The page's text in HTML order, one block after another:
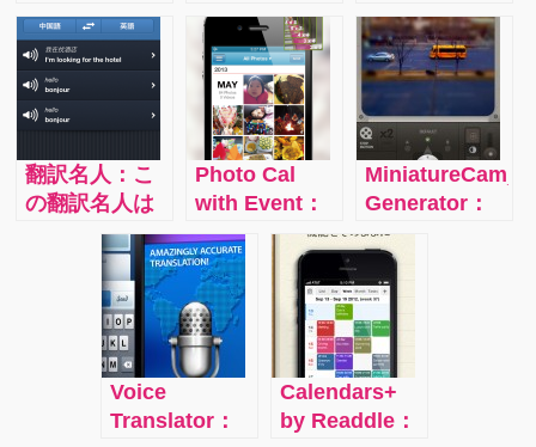
で簡単に使る
無料アプリ。
情報の整理、
アイデアの保
存、 生産性の
向上に役立ち
ます。メモや
写真をキャプ
チャしたり、
ToDoリストを
作ったり、音
声リマインダ
ーも 録音
ンク作成な
ど、高度な装
飾が可能なか
ゆいところに
手が届く多機
能日記アプリ
Day One
おいてアップ
ロードされた
データは自動
的に同期！圧
倒的に使いや
すいのが無料
でも提供され
ているクラウ
ドサービスの
クス
翻訳名人：こ
の翻訳名人は
なんと50以上
の言語間で翻
訳が可能。こ
れがあれば、
どこの国の人
とも言葉の心
配をしないで
コミュニケー
Photo Cal
with Event：
このアプリは
なんとカメラ
ロールに入っ
ている写真を
すべて撮影し
た日付順にカ
レンダー表示
してくれると
Generator：
映画監督気分
でちょっとし
た動画の映
像、とくにお
もちゃの世界
のようなミニ
チュア映像が
作れるアプリ
Voice
Translator：
Calendars+
by Readdle：